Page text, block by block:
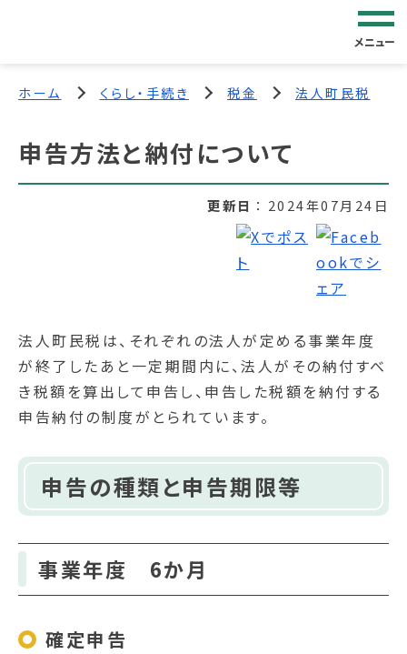
メニュー
ホーム くらし・手続き 税金 法人町民税
申告方法と納付について
更新日 2024年07月24日
法人町民税は、それぞれの法人が定める事業年度
が終了したあと一定期間内に、法人がその納付すべ
き税額を算出して申告し、申告した税額を納付する
申告納付の制度がとられています。
申告の種類と申告期限等
事業年度 6か月
確定申告